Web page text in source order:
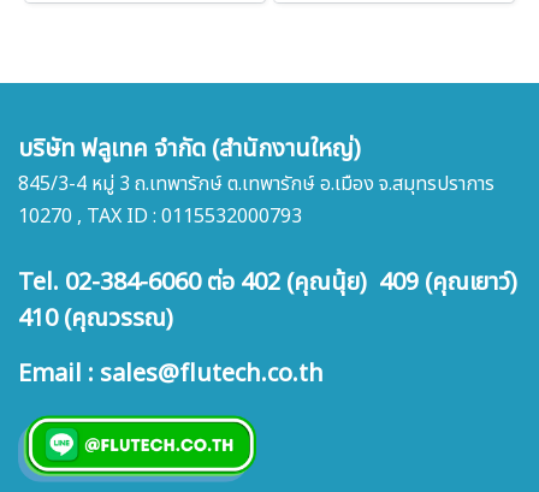
บริษัท ฟลูเทค จำกัด (สำนักงานใหญ่)
845/3-4 หมู่ 3 ถ.เทพารักษ์ ต.เทพารักษ์ อ.เมือง จ.สมุทรปราการ
10270 , TAX ID : 0115532000793
Tel. 02-384-6060 ต่อ 402 (คุณนุ้ย) 409 (คุณเยาว์)
410 (คุณวรรณ)
Email : sales@flutech.co.th